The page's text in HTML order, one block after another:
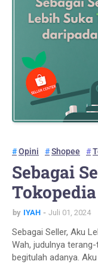
Opini Shopee
Sebagai
by IYAH Juli 01, 2024
Sebagai Seller, Aku
Wah, judulnya
begitulah adanya.